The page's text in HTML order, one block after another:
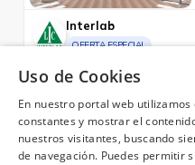
Interlab
OFERTA ESPECIAL
meses sin intereses.
Uso de Cookies
En nuestro portal web
constantes y mostrar el
nuestros visitantes, buscando
de navegación. Puedes permitir